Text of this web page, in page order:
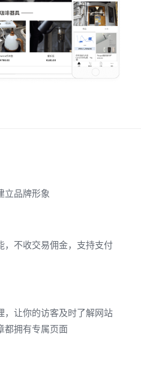
立品牌形象
，不收交易佣金，支持支付
，让你的访客及时了解网站
都拥有专属页面